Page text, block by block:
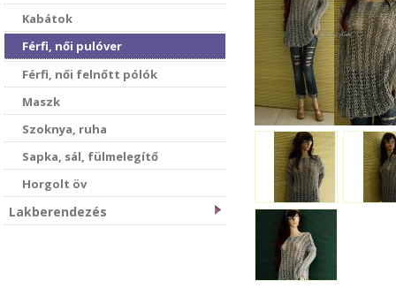
Kabátok
Férfi, női pulóver
Férfi, női felnőtt pólók
Maszk
Szoknya, ruha
Sapka, sál, fülmelegítő
Horgolt öv
Lakberendezés